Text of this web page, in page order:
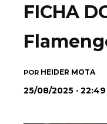
FICHA
POR HEIDER MOTA
25/08/2025 · 22:49